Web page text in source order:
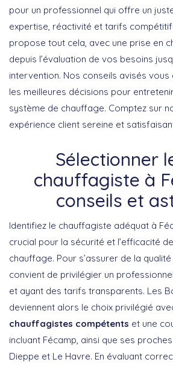
pour un professionnel qui offre un
expertise, réactivité et tarifs
propose tout cela, avec une prise en
depuis l’évaluation de vos besoins
intervention. Nos conseils avisés
les meilleures décisions pour
système de chauffage. Comptez sur
expérience client sereine et
Sélectionner
chauffagiste à
conseils et
Identifiez le chauffagiste adéquat à
crucial pour la sécurité et l’efficacité
chauffage. Pour s’assurer de la qualité
convient de privilégier un
et ayant des tarifs transparents. Les
deviennent alors le choix privilégié
chauffagistes compétents et une
incluant Fécamp, ainsi que ses
Dieppe et Le Havre. En évaluant